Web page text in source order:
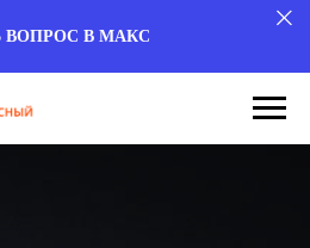
ВОПРОС В МАКС